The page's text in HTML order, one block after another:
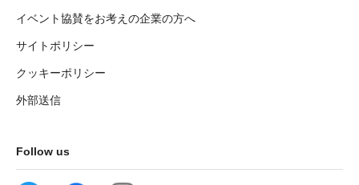
イベント協賛をお考えの企業の方へ
サイトポリシー
クッキーポリシー
外部送信
Follow us